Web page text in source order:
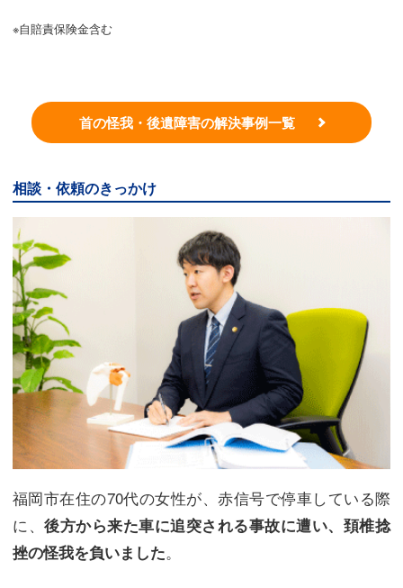
※自賠責保険金含む
首の怪我・後遺障害の解決事例一覧
相談・依頼のきっかけ
福岡市在住の70代の女性が、赤信号で停車している際
に、後方から来た車に追突される事故に遭い、頚椎捻
挫の怪我を負いました。